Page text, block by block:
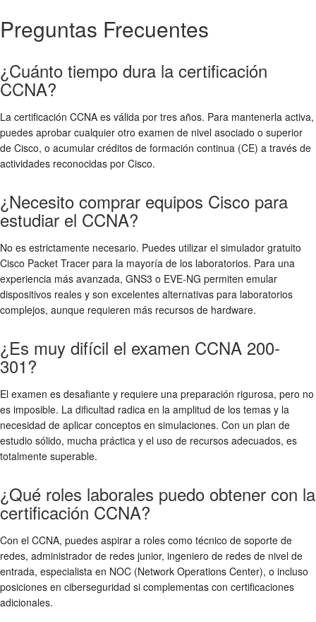
Preguntas Frecuentes
¿Cuánto tiempo dura la certificación
CCNA?
La certificación CCNA es válida por tres años. Para mantenerla activa,
puedes aprobar cualquier otro examen de nivel asociado o superior
de Cisco, o acumular créditos de formación continua (CE) a través de
actividades reconocidas por Cisco.
¿Necesito comprar equipos Cisco para
estudiar el CCNA?
No es estrictamente necesario. Puedes utilizar el simulador gratuito
Cisco Packet Tracer para la mayoría de los laboratorios. Para una
experiencia más avanzada, GNS3 o EVE-NG permiten emular
dispositivos reales y son excelentes alternativas para laboratorios
complejos, aunque requieren más recursos de hardware.
¿Es muy difícil el examen CCNA 200-
301?
El examen es desafiante y requiere una preparación rigurosa, pero no
es imposible. La dificultad radica en la amplitud de los temas y la
necesidad de aplicar conceptos en simulaciones. Con un plan de
estudio sólido, mucha práctica y el uso de recursos adecuados, es
totalmente superable.
¿Qué roles laborales puedo obtener con la
certificación CCNA?
Con el CCNA, puedes aspirar a roles como técnico de soporte de
redes, administrador de redes junior, ingeniero de redes de nivel de
entrada, especialista en NOC (Network Operations Center), o incluso
posiciones en ciberseguridad si complementas con certificaciones
adicionales.